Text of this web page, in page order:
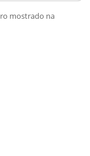
mostrado na